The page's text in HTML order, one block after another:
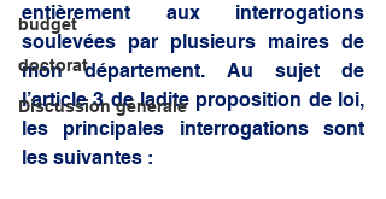
budget
doctorat
Discussion générale
entièrement aux interrogations
soulevées par plusieurs maires de
mon département. Au sujet de
l’article 3 de ladite proposition de loi,
les principales interrogations sont
les suivantes :